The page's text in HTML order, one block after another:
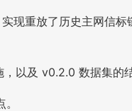
现重放了历史主网信
以及 v0.2.0 数据集的结